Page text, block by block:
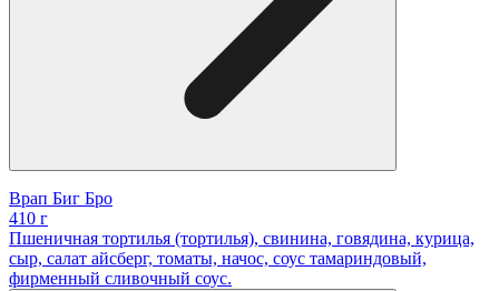
Врап Биг Бро
410 г
Пшеничная тортилья (тортилья), свинина, говядина, курица,
сыр, салат айсберг, томаты, начос, соус тамариндовый,
фирменный сливочный соус.